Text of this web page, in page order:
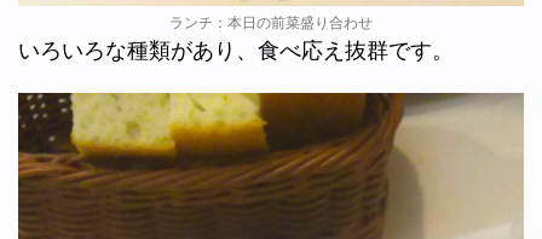
ランチ：本日の前菜盛り合わせ
いろいろな種類があり、食べ応え抜群です。